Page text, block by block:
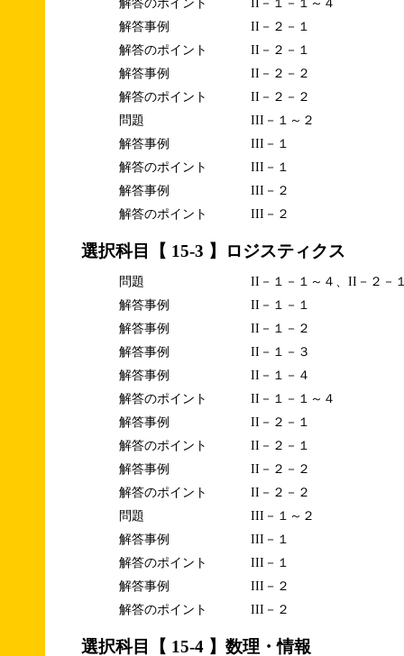
解答のポイント
II－１－１～４
解答事例
II－２－１
解答のポイント
II－２－１
解答事例
II－２－２
解答のポイント
II－２－２
問題
III－１～２
解答事例
III－１
解答のポイント
III－１
解答事例
III－２
解答のポイント
III－２
選択科目【 15-3 】ロジスティクス
問題
II－１－１～４、II－２－
解答事例
II－１－１
解答事例
II－１－２
解答事例
II－１－３
解答事例
II－１－４
解答のポイント
II－１－１～４
解答事例
II－２－１
解答のポイント
II－２－１
解答事例
II－２－２
解答のポイント
II－２－２
問題
III－１～２
解答事例
III－１
解答のポイント
III－１
解答事例
III－２
解答のポイント
III－２
選択科目【 15-4 】数理・情報